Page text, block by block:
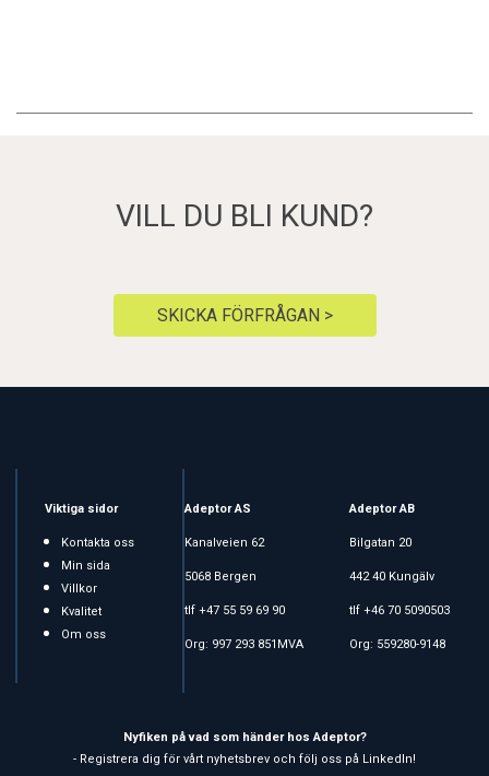
VILL DU BLI KUND?
SKICKA FÖRFRÅGAN >
Viktiga sidor
Kontakta oss
Min sida
Villkor
Kvalitet
Om oss
Adeptor AS
Kanalveien 62
5068 Bergen
tlf +47 55 59 69 90
Org: 997 293 851MVA
Adeptor AB
Bilgatan 20
442 40 Kungälv
tlf +46 70 5090503
Org: 559280-9148
Nyfiken på vad som händer hos Adeptor?
- Registrera dig för vårt nyhetsbrev och följ oss på LinkedIn!